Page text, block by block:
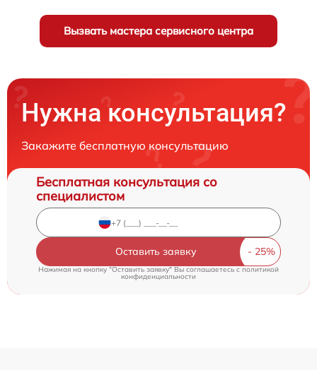
Вызвать мастера сервисного центра
Нужна консультация?
Закажите бесплатную консультацию
Бесплатная консультация со
специалистом
Оставить заявку
Нажимая на кнопку "Оставить заявку" Вы соглашаетесь c политикой
конфиденциальности